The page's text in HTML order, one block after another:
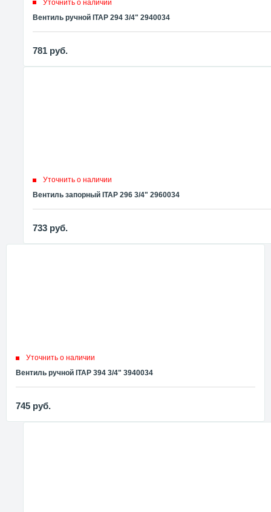
Уточнить о наличии
Вентиль ручной ITAP 294 3/4" 2940034
781 руб.
Уточнить о наличии
Вентиль запорный ITAP 296 3/4" 2960034
733 руб.
Уточнить о наличии
Вентиль ручной ITAP 394 3/4" 3940034
745 руб.